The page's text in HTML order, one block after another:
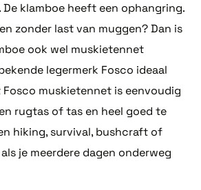
De klamboe heeft een ophangring.
zonder last van muggen? Dan is
ook wel muskietennet
legermerk Fosco ideaal
muskietennet is eenvoudig
rugtas of tas en heel goed te
hiking, survival, bushcraft of
je meerdere dagen onderweg